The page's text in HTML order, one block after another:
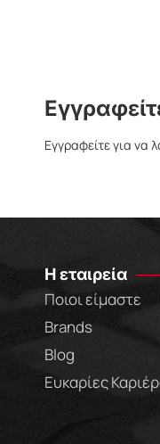
Εγγραφείτε για να
Η εταιρεία
Ποιοι είμαστε
Brands
Blog
Ευκαρίες